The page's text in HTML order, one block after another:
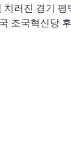
러진 경기
조국혁신당